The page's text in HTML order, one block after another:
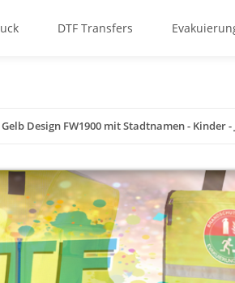
DTF Transfers
Design FW1900 mit Stadtnamen - Kinder